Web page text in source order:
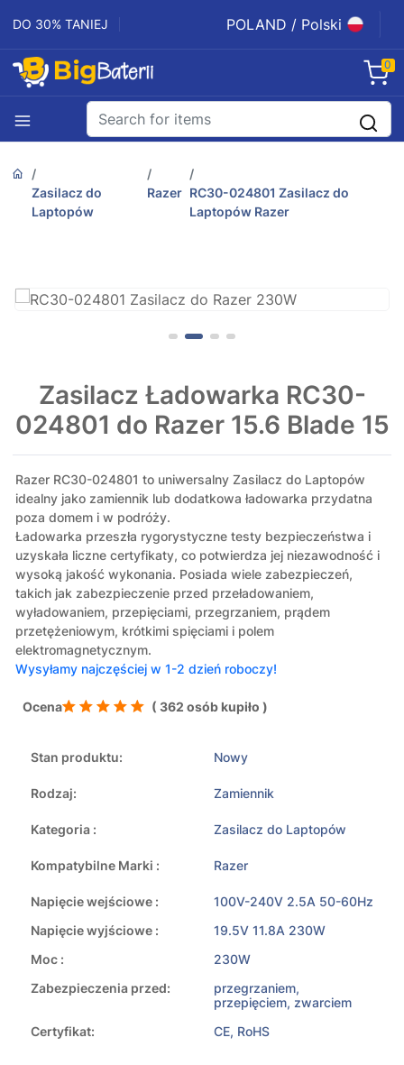
DO 30% TANIEJ POLAND / Polski
0
Zasilacz do
Laptopów
Razer RC30-024801 Zasilacz do
Laptopów Razer
Zasilacz Ładowarka RC30-
024801 do Razer 15.6 Blade 15
Razer RC30-024801 to uniwersalny Zasilacz do Laptopów
idealny jako zamiennik lub dodatkowa ładowarka przydatna
poza domem i w podróży.
Ładowarka przeszła rygorystyczne testy bezpieczeństwa i
uzyskała liczne certyfikaty, co potwierdza jej niezawodność i
wysoką jakość wykonania. Posiada wiele zabezpieczeń,
takich jak zabezpieczenie przed przeładowaniem,
wyładowaniem, przepięciami, przegrzaniem, prądem
przetężeniowym, krótkimi spięciami i polem
elektromagnetycznym.
Wysyłamy najczęściej w 1-2 dzień roboczy!
Ocena ( 362 osób kupiło )
Stan produktu: Nowy
Rodzaj: Zamiennik
Kategoria : Zasilacz do Laptopów
Kompatybilne Marki : Razer
Napięcie wejściowe :
100V-240V 2.5A 50-60Hz
Napięcie wyjściowe :
19.5V 11.8A 230W
Moc :
230W
Zabezpieczenia przed:
przegrzaniem,
przepięciem, zwarciem
Certyfikat:
CE, RoHS